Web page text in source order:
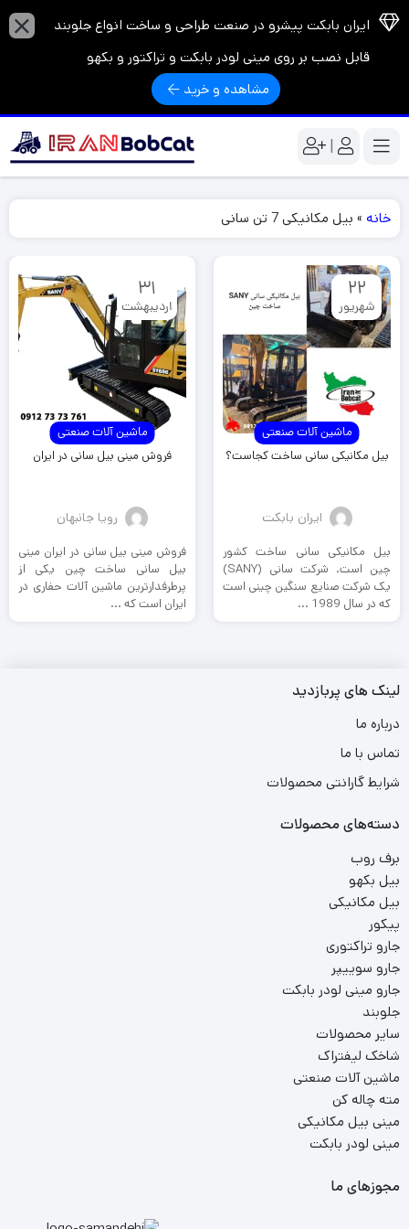
ایران بابکت پیشرو در صنعت طراحی و ساخت انواع جلوبند
قابل نصب بر روی مینی لودر بابکت و تراکتور و بکهو
مشاهده و خرید
|
خانه » بیل مکانیکی 7 تن سانی
ماشین آلات صنعتی
22
شهریور
بیل مکانیکی سانی ساخت کجاست؟
ایران بابکت
بیل مکانیکی سانی ساخت کشور
چین است. شرکت سانی (SANY)
یک شرکت صنایع سنگین چینی است
که در سال 1989 ...
ماشین آلات صنعتی
31
اردیبهشت
فروش مینی بیل سانی در ایران
رویا جانبهان
فروش مینی بیل سانی در ایران مینی
بیل سانی ساخت چین یکی از
پرطرفدارترین ماشین‌ آلات حفاری در
ایران است که ...
لینک های پربازدید
درباره ما
تماس با ما
شرایط گارانتی محصولات
دسته‌های محصولات
برف روب
بیل بکهو
بیل مکانیکی
پیکور
جارو تراکتوری
جارو سوییپر
جارو مینی لودر بابکت
جلوبند
سایر محصولات
شاخک لیفتراک
ماشین آلات صنعتی
مته چاله کن
مینی بیل مکانیکی
مینی لودر بابکت
مجوزهای ما